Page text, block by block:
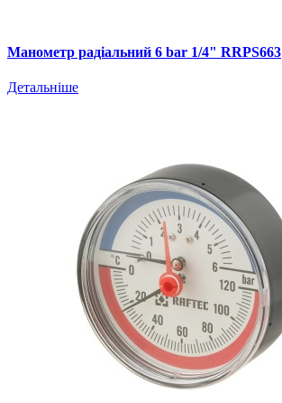
Манометр радіальний 6 bar 1/4" RRPS663
Детальніше